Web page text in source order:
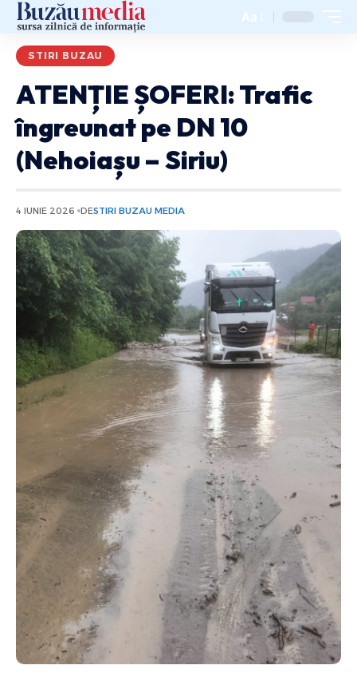
Aa
STIRI BUZAU
ATENȚIE ȘOFERI: Trafic
îngreunat pe DN 10
(Nehoiașu – Siriu)
4 IUNIE 2026 DESTIRI BUZAU MEDIA